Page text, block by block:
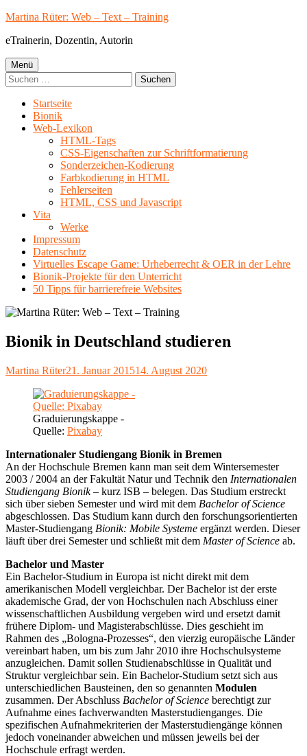
Springe
Inhalt
Martina Rüter: Web – Text – Training
eTrainerin, Dozentin, Autorin
Primäres
Menü
Menü
Suchen
nach:
Startseite
Bionik
Web-Lexikon
HTML-Tags
CSS-Eigenschaften zur Schriftformatierung
Sonderzeichen-Kodierung
Farbkodierung in HTML
Fehlerseiten
HTML, CSS und Javascript
Vita
Werke
Impressum
Datenschutz
Virtuelles Escape Game: Urheberrecht & OER in der Lehre
Bionik-Projekte für den Unterricht
50 Tipps für barrierefreie Websites
Bionik in Deutschland studieren
Autor
Martina RüterVeröffentlicht
21. Januar 201514. August 2020
Graduierungskappe -
Quelle: Pixabay
Internationaler Studiengang Bionik in Bremen
An der Hochschule Bremen kann man seit dem Wintersemester
2003 / 2004 an der Fakultät Natur und Technik den Internationalen
Studiengang Bionik– kurz ISB – belegen. Das Studium erstreckt
sich über sieben Semester und wird mit dem Bachelor of Science
abgeschlossen. Das Studium kann durch den forschungsorientierten
Master-Studiengang Bionik: Mobile Systeme ergänzt werden. Dieser
läuft über drei Semester und schließt mit dem Master of Science ab.
Bachelor und Master
Ein Bachelor-Studium in Europa ist nicht direkt mit dem
amerikanischen Modell vergleichbar. Der Bachelor ist der erste
akademische Grad, der von Hochschulen nach Abschluss einer
wissenschaftlichen Ausbildung vergeben wird und ersetzt damit
frühere Diplom- und Magisterabschlüsse. Dies geschieht im
Rahmen des „Bologna-Prozesses“, den vierzig europäische Länder
vereinbart haben, um bis zum Jahr 2010 ihre Hochschulsysteme
anzugleichen. Damit sollen Studienabschlüsse in Qualität und
Struktur vergleichbar sein. Ein Bachelor-Studium setzt sich aus
unterschiedlichen Bausteinen, den so genannten Modulen
zusammen. Der Abschluss Bachelor of Science berechtigt zur
Aufnahme eines fachverwandten Masterstudienganges. Die
spezifischen Aufnahmekriterien der Masterstudiengänge können
jedoch voneinander abweichen und müssen jeweils bei der
Hochschule erfragt werden.